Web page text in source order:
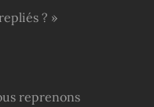
? »
reprenons